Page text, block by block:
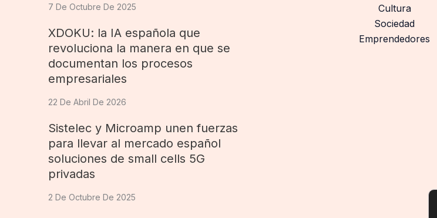
7 De Octubre De 2025
XDOKU: la IA española que
revoluciona la manera en que se
documentan los procesos
empresariales
22 De Abril De 2026
Sistelec y Microamp unen fuerzas
para llevar al mercado español
soluciones de small cells 5G
privadas
2 De Octubre De 2025
Cultura
Sociedad
Emprendedores